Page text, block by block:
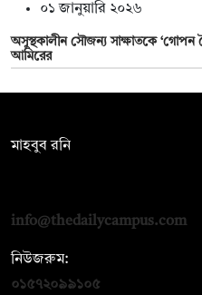
০১ জানুয়ারি ২০২৬
অসুস্থকালীন সৌজন্য সাক্ষাতকে ‘গোপন
আমিরের
মাহবুব রনি
info@thedailycampus.com
নিউজরুম:
০১৫৭২০৯৯১০৫